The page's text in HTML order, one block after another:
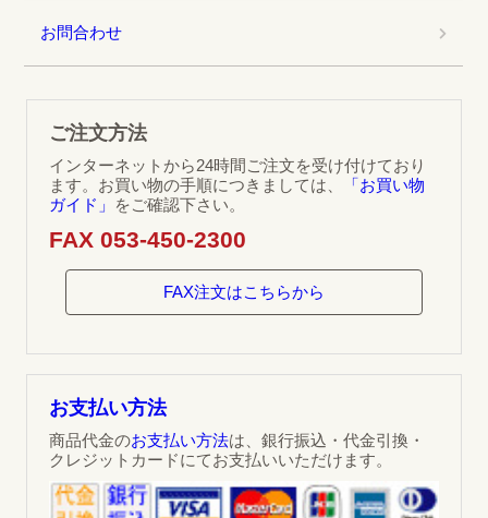
お問合わせ
ご注文方法
インターネットから24時間ご注文を受け付けており
ます。お買い物の手順につきましては、
「お買い物
ガイド」
をご確認下さい。
FAX 053-450-2300
FAX注文はこちらから
お支払い方法
商品代金のお支払い方法は、銀行振込・代金引換・
クレジットカードにてお支払いいただけます。